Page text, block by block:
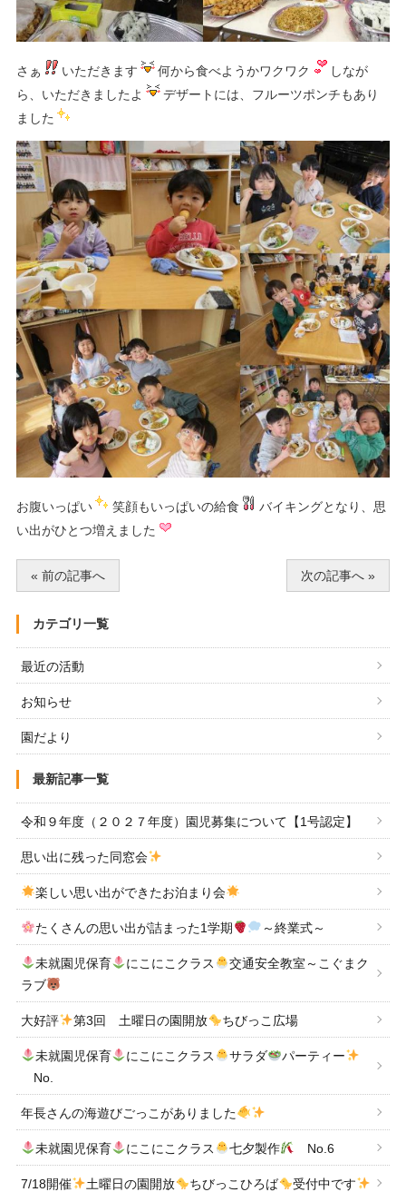
さぁ いただきます 何から食べようかワクワク
しなが
ら、いただきましたよ
デザートには、フルーツポンチもあり
ました
お腹いっぱい 笑顔もいっぱいの給食
バイキングとなり、思
い出がひとつ増えました
« 前の記事へ 次の記事へ »
カテゴリ一覧
最近の活動
お知らせ
園だより
最新記事一覧
令和９年度（２０２７年度）園児募集について【1号認定】
思い出に残った同窓会
楽しい思い出ができたお泊まり会
たくさんの思い出が詰まった1学期 ～終業式～
未就園児保育 にこにこクラス
交通安全教室～こぐまク
ラブ
大好評 第3回 土曜日の園開放 ちびっこ広場
未就園児保育 にこにこクラス サラダ
パーティー
No.
年長さんの海遊びごっこがありました
未就園児保育 にこにこクラス 七夕製作 No.6
7/18開催 土曜日の園開放 ちびっこひろば 受付中です